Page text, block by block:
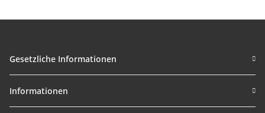
Gesetzliche Informationen
Informationen